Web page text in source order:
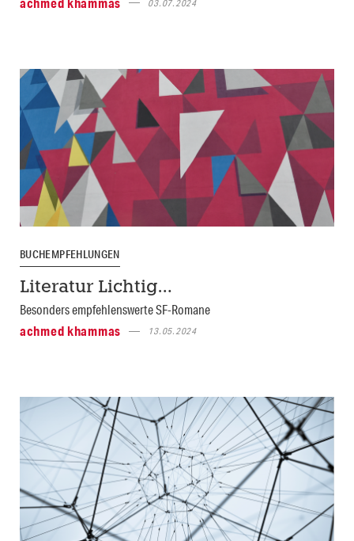
BUCHEMPFEHLUNGEN
Literatur Lichtig…
Besonders empfehlenswerte SF-Romane
achmed khammas
13.05.2024